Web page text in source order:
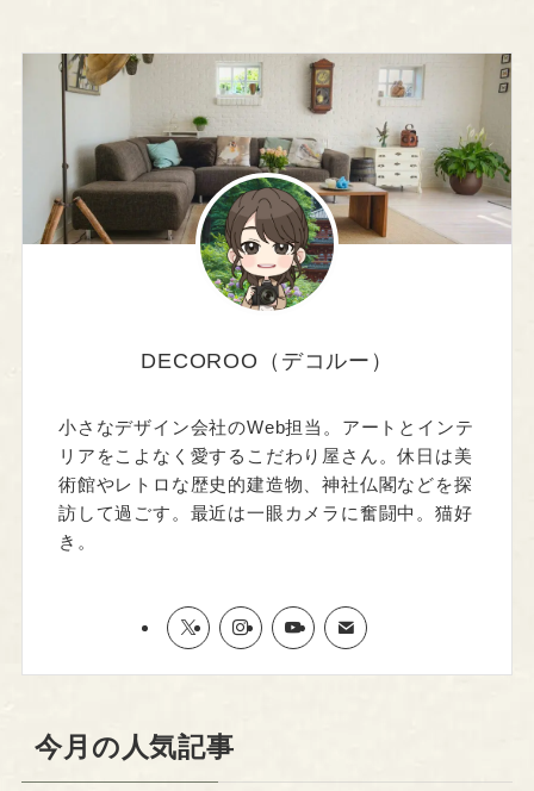
DECOROO（デコルー）
小さなデザイン会社のWeb担当。アートとインテ
リアをこよなく愛するこだわり屋さん。休日は美
術館やレトロな歴史的建造物、神社仏閣などを探
訪して過ごす。最近は一眼カメラに奮闘中。猫好
き。
今月の人気記事